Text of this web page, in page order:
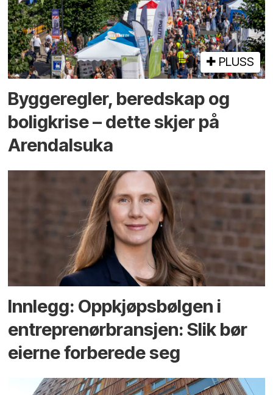
PLUSS
Bygge­regler, beredskap og
bolig­krise – dette skjer på
Arendals­uka
Innlegg: Oppkjøps­bølgen i
entreprenør­bransjen: Slik bør
eierne forberede seg